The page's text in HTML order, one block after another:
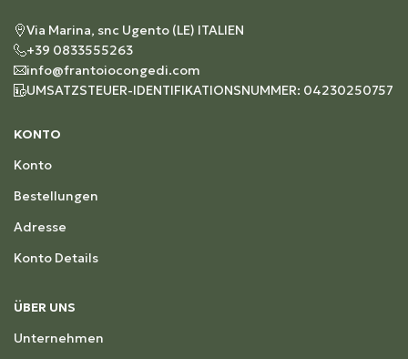
Via Marina, snc Ugento (LE) ITALIEN
+39 0833555263
info@frantoiocongedi.com
UMSATZSTEUER-IDENTIFIKATIONSNUMMER: 04230250757
KONTO
Konto
Bestellungen
Adresse
Konto Details
ÜBER UNS
Unternehmen